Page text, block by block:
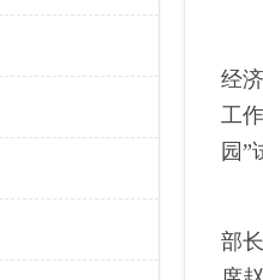
经
工
园”
部